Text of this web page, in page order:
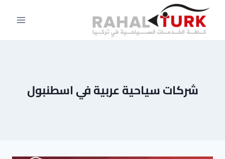
التجاوز
المحتوى
شركات سياحية عربية في اسطنبول